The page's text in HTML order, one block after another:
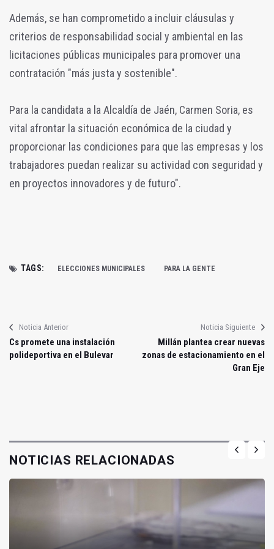
Además, se han comprometido a incluir cláusulas y
criterios de responsabilidad social y ambiental en las
licitaciones públicas municipales para promover una
contratación "más justa y sostenible".
Para la candidata a la Alcaldía de Jaén, Carmen Soria, es
vital afrontar la situación económica de la ciudad y
proporcionar las condiciones para que las empresas y los
trabajadores puedan realizar su actividad con seguridad y
en proyectos innovadores y de futuro".
TAGS: ELECCIONES MUNICIPALES PARA LA GENTE
Noticia Anterior
Cs promete una instalación
polideportiva en el Bulevar
Noticia Siguiente
Millán plantea crear nuevas
zonas de estacionamiento en el
Gran Eje
NOTICIAS RELACIONADAS